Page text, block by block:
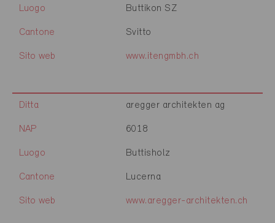
Luogo Buttikon SZ
Cantone Svitto
Sito web www.itengmbh.ch
Ditta aregger architekten ag
NAP 6018
Luogo Buttisholz
Cantone Lucerna
Sito web www.aregger-architekten.ch